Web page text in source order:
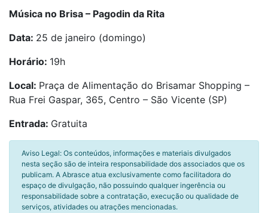
Música no Brisa – Pagodin da Rita
Data: 25 de janeiro (domingo)
Horário: 19h
Local: Praça de Alimentação do Brisamar Shopping –
Rua Frei Gaspar, 365, Centro – São Vicente (SP)
Entrada: Gratuita
Aviso Legal: Os conteúdos, informações e materiais divulgados
nesta seção são de inteira responsabilidade dos associados que os
publicam. A Abrasce atua exclusivamente como facilitadora do
espaço de divulgação, não possuindo qualquer ingerência ou
responsabilidade sobre a contratação, execução ou qualidade de
serviços, atividades ou atrações mencionadas.